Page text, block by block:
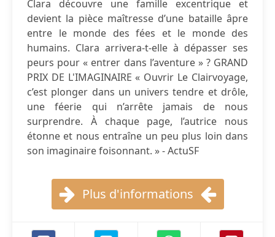
Clara découvre une famille excentrique et
devient la pièce maîtresse d’une bataille âpre
entre le monde des fées et le monde des
humains. Clara arrivera-t-elle à dépasser ses
peurs pour « entrer dans l’aventure » ? GRAND
PRIX DE L'IMAGINAIRE « Ouvrir Le Clairvoyage,
c’est plonger dans un univers tendre et drôle,
une féerie qui n’arrête jamais de nous
surprendre. À chaque page, l’autrice nous
étonne et nous entraîne un peu plus loin dans
son imaginaire foisonnant. » - ActuSF
Plus d'informations